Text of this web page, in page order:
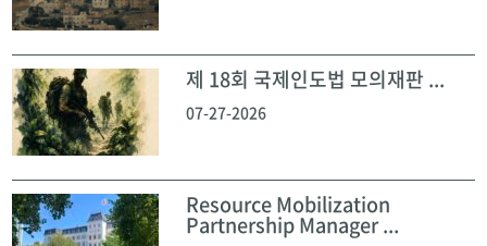
제 18회 국제인도법 모의재판 ...
07-27-2026
Resource Mobilization
Partnership Manager ...